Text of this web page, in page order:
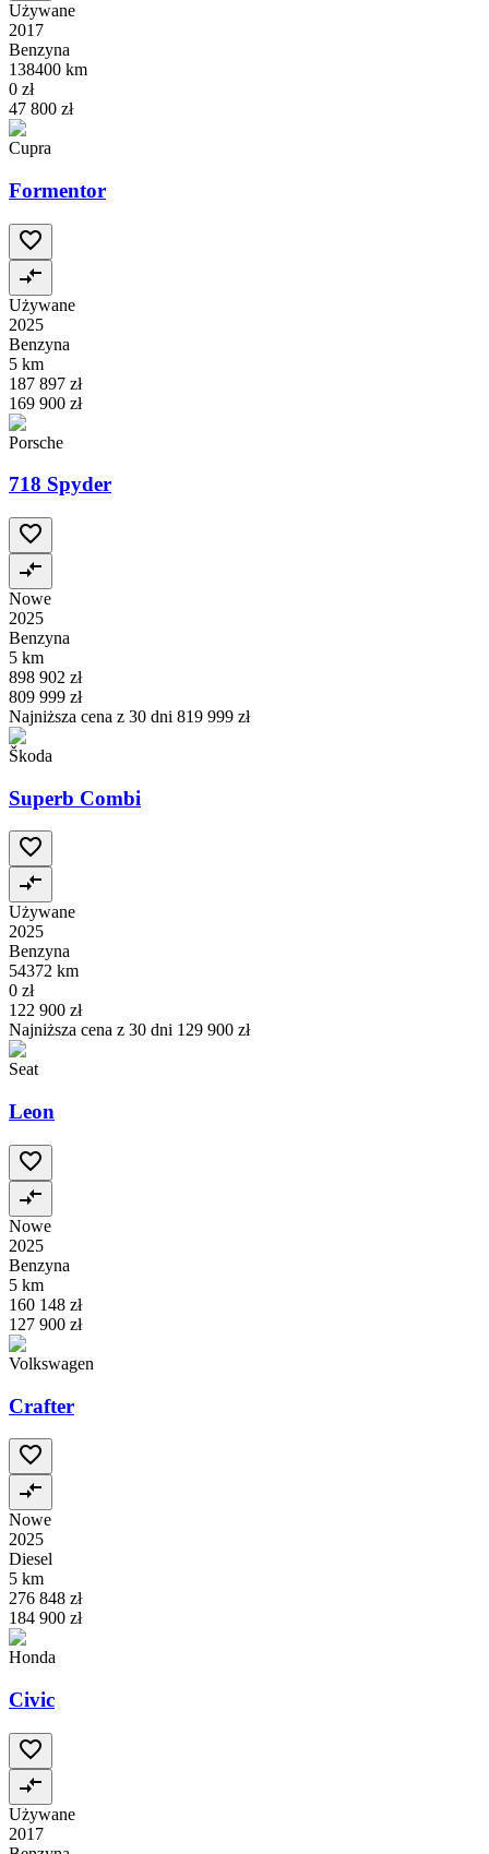
Używane
2017
Benzyna
138400 km
0 zł
47 800 zł
Cupra
Formentor
Używane
2025
Benzyna
5 km
187 897 zł
169 900 zł
Porsche
718 Spyder
Nowe
2025
Benzyna
5 km
898 902 zł
809 999 zł
Najniższa cena z 30 dni 819 999 zł
Škoda
Superb Combi
Używane
2025
Benzyna
54372 km
0 zł
122 900 zł
Najniższa cena z 30 dni 129 900 zł
Seat
Leon
Nowe
2025
Benzyna
5 km
160 148 zł
127 900 zł
Volkswagen
Crafter
Nowe
2025
Diesel
5 km
276 848 zł
184 900 zł
Honda
Civic
Używane
2017